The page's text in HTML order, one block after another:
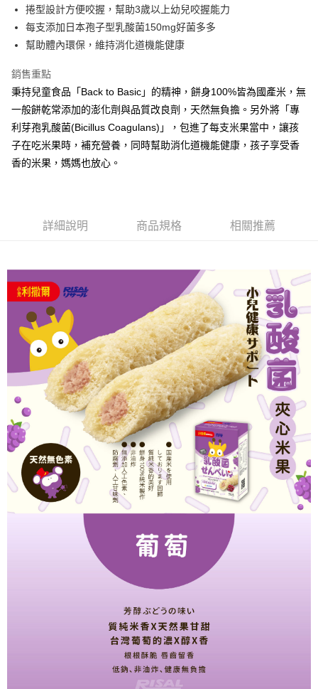
法說明評估內容。
【繳款方式說明】
1.分期款項不併入電信帳單，「大哥付你分期」於每月結算日後寄送繳費提
醒簡訊。
帳／街口支付／iPASS MONEY」等通路繳費。
【注意事項】
1.本服務係由「台灣大哥大股份有限公司」（以下簡稱本公司）所提供，讓
用戶於交易時，得透過本服務購買商品或服務，並由商店將買賣／分期付款
買賣價金債權讓與本公司後，依約使用本公司帳單繳交帳款。
資料（包含姓名、電話或地址）提供予台灣大哥大進項蒐集、處理及利用，
２．便利：只要手機號碼，簡訊認證，即可結帳。
３．安心：先確認商品／服務後，再付款。
【「AFTEE先享後付」結帳流程】
結帳頁面，進行簡訊認證並確認金額後，即可完成結帳。
３．收到繳費通知簡訊後14天內，點擊此簡訊中的連結，可透過四大超商／
ATM／網路銀行／等多元方式進行付款，方視為交易完成。
※ 請注意：結帳手續完成當下不需立刻繳費，但若您需要取消訂單，請聯絡
購買商品的店家。未經商家同意取消之訂單仍視為有效，需透過AFTEE先享
後付繳納相關費用。
※ 交易是否成功請以「AFTEE先享後付 」之結帳頁面顯示為準，若有關於
１．透過由恩沛科技股份有限公司提供之「AFTEE先享後付」服務完成之交
３．未成年的使用者請事先徵得法定代理人或監護人之同意方可使用
「AFTEE先享後付」，若未經同意申辦者引起之損失，本公司不負相關責
任。
４．使用「AFTEE先享後付」時，將依據個別帳號之用戶狀況，依本公司即
時審查核予不同之上限額度；若仍有額度不足之情形，本公司將視審查結果
請求用戶進行身份認證。
５．嚴禁一人註冊多個帳號或使用他人資訊註冊。若發現惡意使用之情形，
恩沛科技股份有限公司將有權停止該用戶之使用額度並採取法律行動。
全家取貨付款
每筆NT$65，滿NT$1,300(含以上)免運費
7-11取貨付款
每筆NT$65，滿NT$1,300(含以上)免運費
宅配
每筆NT$85，滿NT$1,300(含以上)免運費
捲型設計方便咬握，幫助3歲以上幼兒咬握能力
每支添加日本孢子型乳酸菌150mg好菌多多
幫助體內環保，維持消化道機能健康
銷售重點
秉持兒童食品「Back to Basic」的精神，餅身100%皆為國產米，無
一般餅乾常添加的澎化劑與品質改良劑，天然無負擔。另外將「專
利芽孢乳酸菌(Bicillus Coagulans)」，包進了每支米果當中，讓孩
子在吃米果時，補充營養，同時幫助消化道機能健康，孩子享受香
香的米果，媽媽也放心。
詳細說明 商品規格 相關推薦